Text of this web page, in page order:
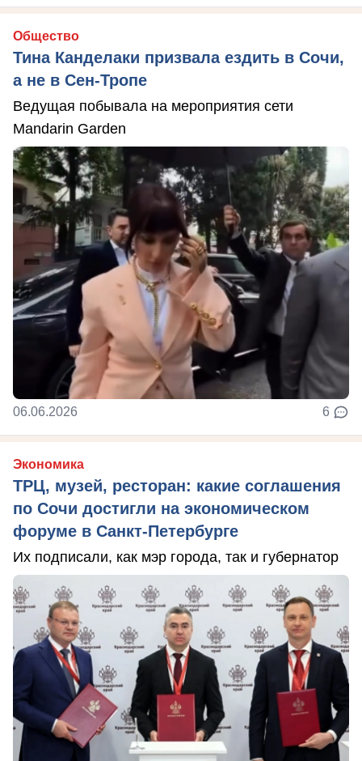
Общество
Тина Канделаки призвала ездить в Сочи,
а не в Сен-Тропе
Ведущая побывала на мероприятия сети
Mandarin Garden
06.06.2026 6
Экономика
ТРЦ, музей, ресторан: какие соглашения
по Сочи достигли на экономическом
форуме в Санкт-Петербурге
Их подписали, как мэр города, так и губернатор